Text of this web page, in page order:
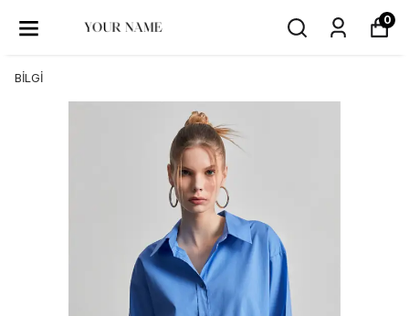
0
BİLGİ